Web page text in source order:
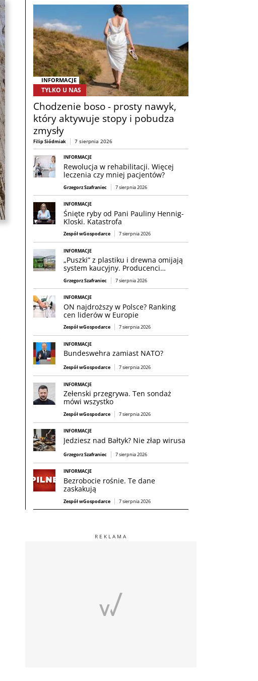
INFORMACJE
TYLKO U NAS
Chodzenie boso - prosty nawyk,
który aktywuje stopy i pobudza
zmysły
Filip Siódmiak 7 sierpnia 2026
INFORMACJE
Rewolucja w rehabilitacji. Więcej
leczenia czy mniej pacjentów?
Grzegorz Szafraniec 7 sierpnia 2026
INFORMACJE
Śnięte ryby od Pani Pauliny Hennig-
Kloski. Katastrofa
Zespół wGospodarce 7 sierpnia 2026
INFORMACJE
„Puszki” z plastiku i drewna omijają
system kaucyjny. Producenci…
Grzegorz Szafraniec 7 sierpnia 2026
INFORMACJE
ON najdroższy w Polsce? Ranking
cen liderów w Europie
Zespół wGospodarce 7 sierpnia 2026
INFORMACJE
Bundeswehra zamiast NATO?
Zespół wGospodarce 7 sierpnia 2026
INFORMACJE
Zełenski przegrywa. Ten sondaż
mówi wszystko
Zespół wGospodarce 7 sierpnia 2026
INFORMACJE
Jedziesz nad Bałtyk? Nie złap wirusa
Grzegorz Szafraniec 7 sierpnia 2026
INFORMACJE
Bezrobocie rośnie. Te dane
zaskakują
Zespół wGospodarce 7 sierpnia 2026